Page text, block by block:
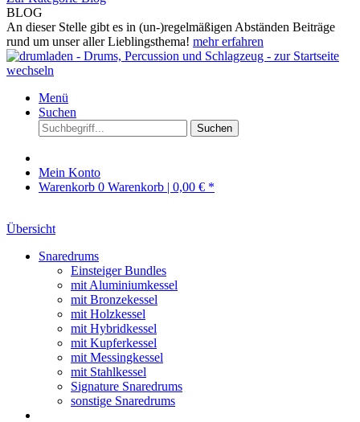
BLOG
An dieser Stelle gibt es in (un-)regelmäßigen Abständen Beiträge
rund um unser aller Lieblingsthema! mehr erfahren
Menü
Suchen
Suchen
Mein Konto
Warenkorb 0 Warenkorb | 0,00 € *
Übersicht
Snaredrums
Einsteiger Bundles
mit Aluminiumkessel
mit Bronzekessel
mit Holzkessel
mit Hybridkessel
mit Kupferkessel
mit Messingkessel
mit Stahlkessel
Signature Snaredrums
sonstige Snaredrums